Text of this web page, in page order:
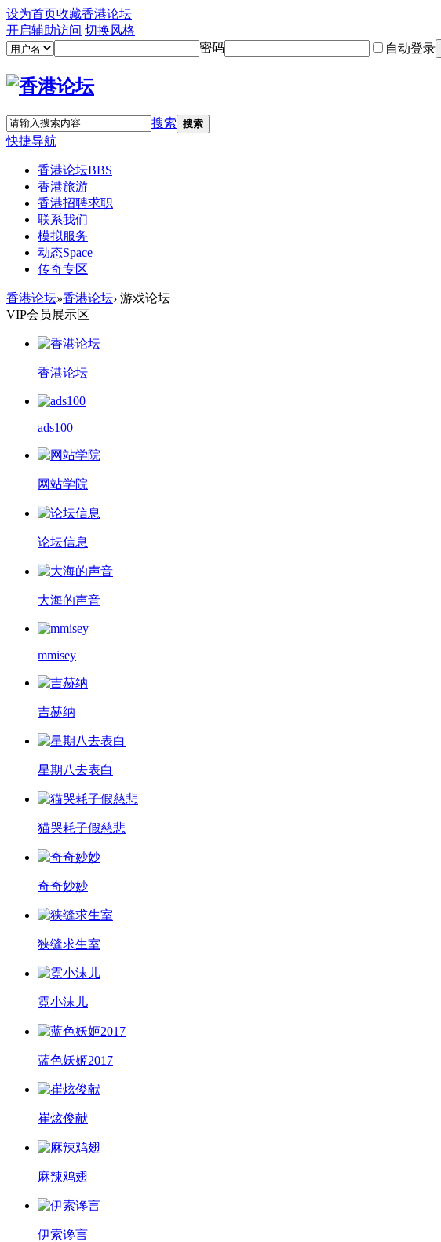
设为首页收藏香港论坛
开启辅助访问 切换风格
密码
自动登录
搜索 搜索
快捷导航
香港论坛BBS
香港旅游
香港招聘求职
联系我们
模拟服务
动态Space
传奇专区
香港论坛»香港论坛› 游戏论坛
VIP会员展示区
香港论坛
ads100
网站学院
论坛信息
大海的声音
mmisey
吉赫纳
星期八去表白
猫哭耗子假慈悲
奇奇妙妙
狭缝求生室
霓小沫儿
蓝色妖姬2017
崔炫俊献
麻辣鸡翅
伊索谗言